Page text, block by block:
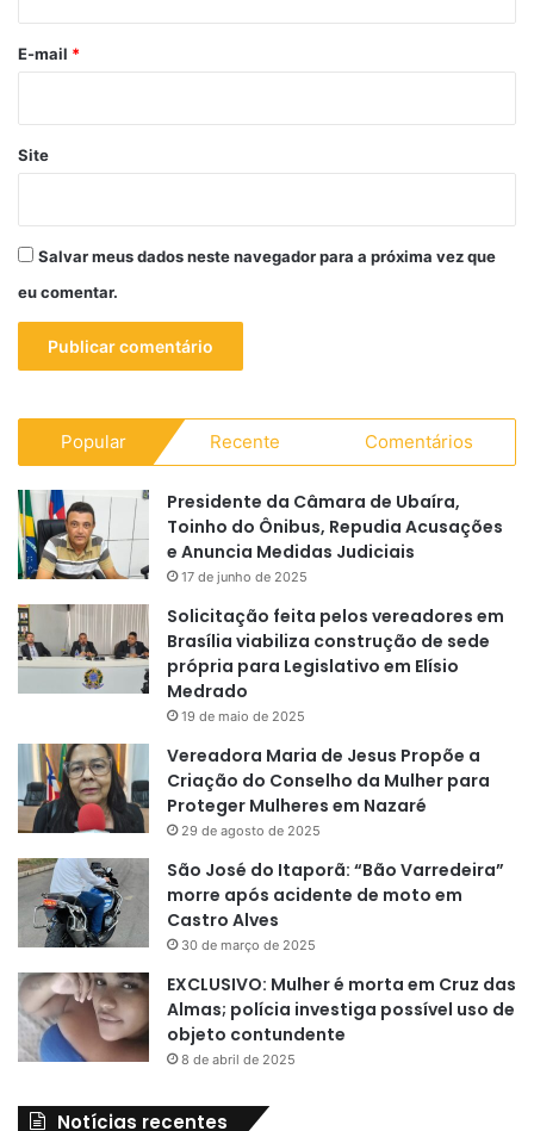
*
E-mail *
Site
Salvar meus dados neste navegador para a próxima vez que
eu comentar.
Popular Recente Comentários
Presidente da Câmara de Ubaíra,
Toinho do Ônibus, Repudia Acusações
e Anuncia Medidas Judiciais
17 de junho de 2025
Solicitação feita pelos vereadores em
Brasília viabiliza construção de sede
própria para Legislativo em Elísio
Medrado
19 de maio de 2025
Vereadora Maria de Jesus Propõe a
Criação do Conselho da Mulher para
Proteger Mulheres em Nazaré
29 de agosto de 2025
São José do Itaporã: “Bão Varredeira”
morre após acidente de moto em
Castro Alves
30 de março de 2025
EXCLUSIVO: Mulher é morta em Cruz das
Almas; polícia investiga possível uso de
objeto contundente
8 de abril de 2025
Notícias recentes